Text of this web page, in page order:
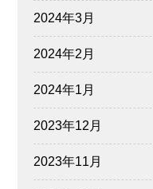
2024年3月
2024年2月
2024年1月
2023年12月
2023年11月